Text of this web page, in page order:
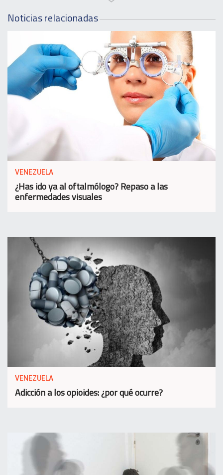
Noticias relacionadas
VENEZUELA
¿Has ido ya al oftalmólogo? Repaso a las
enfermedades visuales
VENEZUELA
Adicción a los opioides: ¿por qué ocurre?